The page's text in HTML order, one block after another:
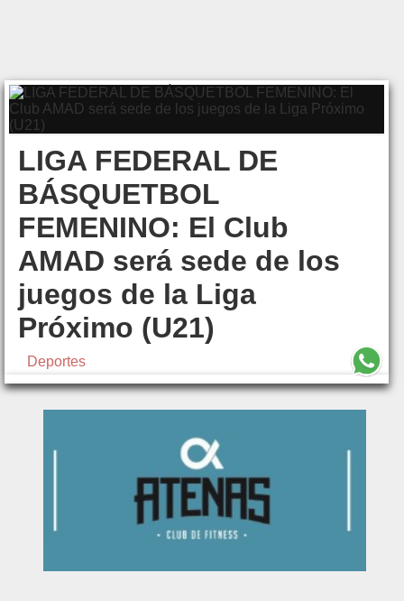
LIGA FEDERAL DE
BÁSQUETBOL
FEMENINO: El Club
AMAD será sede de los
juegos de la Liga
Próximo (U21)
Deportes